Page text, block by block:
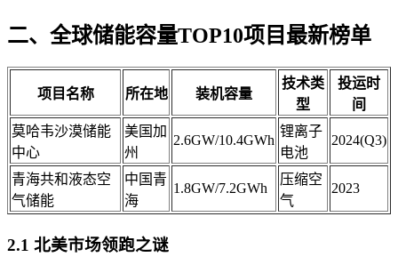
二、全球储能容量TOP10项目最新榜单
项目名称 所在地 装机容量
技术类
型
投运时
间
莫哈韦沙漠储能
中心
美国加
州
2.6GW/10.4GWh
锂离子
电池
2024(Q3)
青海共和液态空
气储能
中国青
海
1.8GW/7.2GWh
压缩空
气
2023
2.1 北美市场领跑之谜